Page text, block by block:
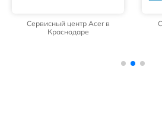
Сервисный центр Acer в
Краснодаре